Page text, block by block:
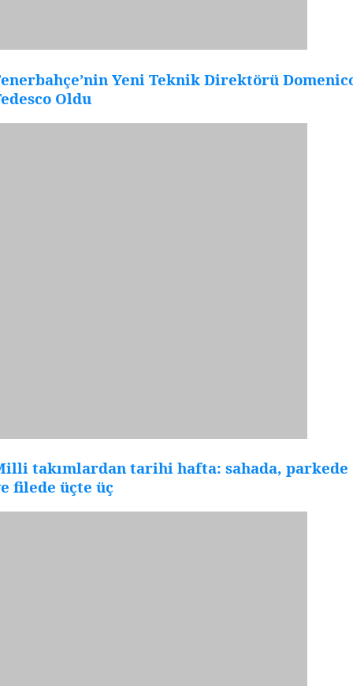
Yeni Teknik Direktörü
Oldu
takımlardan tarihi hafta: sahada, parkede
filede üçte üç